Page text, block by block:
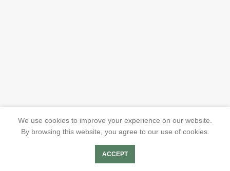
Hubertus Tigges
We use cookies to improve your experience on our website.
By browsing this website, you agree to our use of cookies.
ACCEPT
Bilder Fest2023 Mieten/Feiern